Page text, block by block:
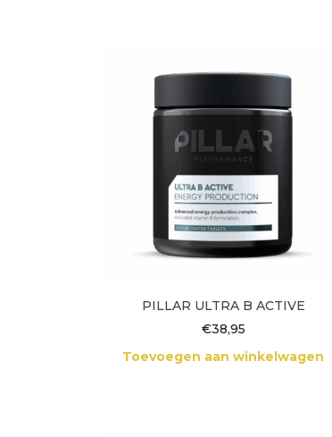
PILLAR ULTRA B ACTIVE
€38,95
Toevoegen aan winkelwagen